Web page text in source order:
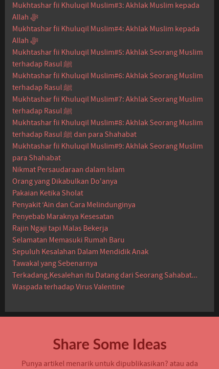
Mukhtashar fii Khuluqil Muslim#3: Akhlak Muslim kepada
Allah ﷻ
Mukhtashar fii Khuluqil Muslim#4: Akhlak Muslim kepada
Allah ﷻ
Mukhtashar fii Khuluqil Muslim#5: Akhlak Seorang Muslim
terhadap Rasul ﷺ
Mukhtashar fii Khuluqil Muslim#6: Akhlak Seorang Muslim
terhadap Rasul ﷺ
Mukhtashar fii Khuluqil Muslim#7: Akhlak Seorang Muslim
terhadap Rasul ﷺ
Mukhtashar fii Khuluqil Muslim#8: Akhlak Seorang Muslim
terhadap Rasul ﷺ dan para Shahabat
Mukhtashar fii Khuluqil Muslim#9: Akhlak Seorang Muslim
para Shahabat
Nikmat Persaudaraan dalam Islam
Orang yang Dikabulkan Do'anya
Pakaian Ketika Sholat
Penyakit ‘Ain dan Cara Melindunginya
Penyebab Maraknya Kesesatan
Rajin Ngaji tapi Malas Bekerja
Selamatan Memasuki Rumah Baru
Sepuluh Kesalahan Dalam Mendidik Anak
Tawakal yang Sebenarnya
Terkadang,Kesalehan itu Datang dari Seorang Sahabat...
Waspada terhadap Virus Valentine
Share Some Ideas
Punya artikel menarik untuk dipublikasikan? atau ada